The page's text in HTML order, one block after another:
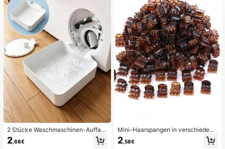
2 Stücke Waschmaschinen-Auffan
gwanne Tropfschale, wasserdichte
Bodenschutzmatte für Waschraum,
2 ,68€
Mini-Haarspangen in verschiedene
n Farben, geeignet für Frauenfrisure
n und dekorative Haaraccessoires,
2 ,58€